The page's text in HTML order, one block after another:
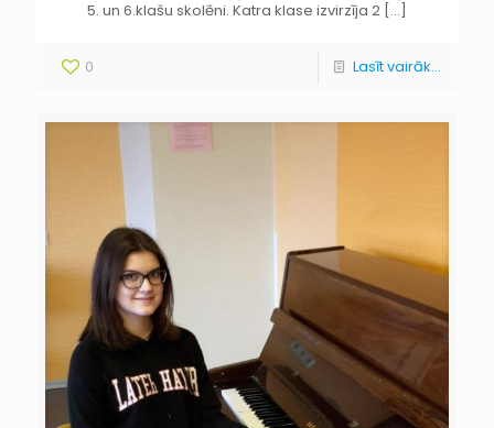
5. un 6.klašu skolēni. Katra klase izvirzīja 2 […]
0 Lasīt vairāk...